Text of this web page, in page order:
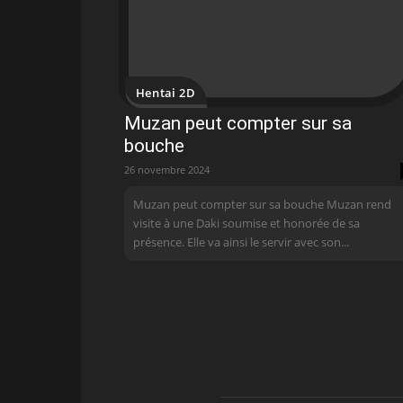
Hentai 2D
Muzan peut compter sur sa
bouche
26 novembre 2024
Muzan peut compter sur sa bouche Muzan rend
visite à une Daki soumise et honorée de sa
présence. Elle va ainsi le servir avec son...